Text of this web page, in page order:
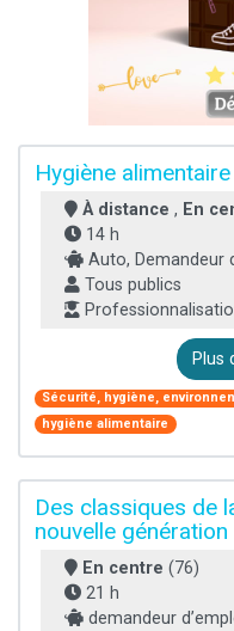
Hygiène
À distance , En
14 h
Auto, Demandeur
Tous publics
Plus
Sécurité, hygiène,
hygiène alimentaire
Des classiques de
nouvelle génération
En centre (76)
21 h
demandeur